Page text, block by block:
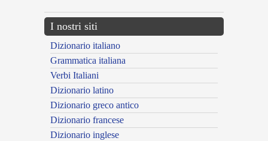
I nostri siti
Dizionario italiano
Grammatica italiana
Verbi Italiani
Dizionario latino
Dizionario greco antico
Dizionario francese
Dizionario inglese